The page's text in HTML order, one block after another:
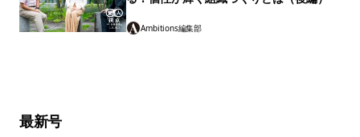
【安藤寿康】職場には似たもの同士が集ま
る？個性が輝く組織づくりとは（後編）